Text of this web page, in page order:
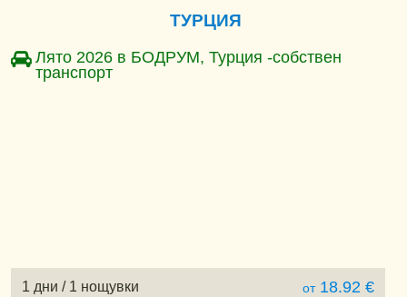
ТУРЦИЯ
Лято 2026 в БОДРУМ, Турция -собствен
транспорт
1 дни / 1 нощувки от18.92 €